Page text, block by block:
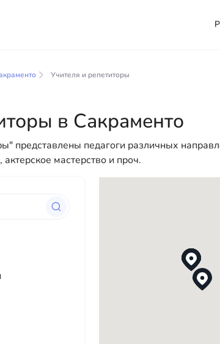
в Сакраменто
до повседневной помощи — у нас есть всё
Учителя и репетиторы
в Сакраменто
представлены педагоги различных
мастерство и проч.